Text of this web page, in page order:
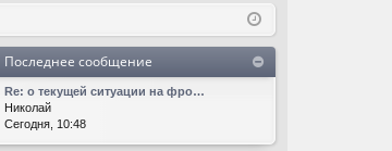
Q
Последнее сообщение
Re: о текущей ситуации на фро…
Николай
Сегодня, 10:48